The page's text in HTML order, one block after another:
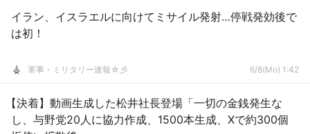
イラン、イスラエルに向けてミサイル発射…停戦発効後で
は初！
軍事・ミリタリー速報☆彡 6/8(Mo) 1:42
【決着】動画生成した松井社長登場「一切の金銭発生な
し、与野党20人に協力作成、1500本生成、Xで約300個